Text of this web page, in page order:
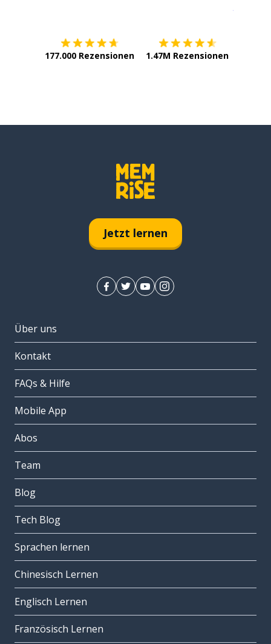
177.000 Rezensionen 1.47M Rezensionen
Jetzt lernen
Über uns
Kontakt
FAQs & Hilfe
Mobile App
Abos
Team
Blog
Tech Blog
Sprachen lernen
Chinesisch Lernen
Englisch Lernen
Französisch Lernen